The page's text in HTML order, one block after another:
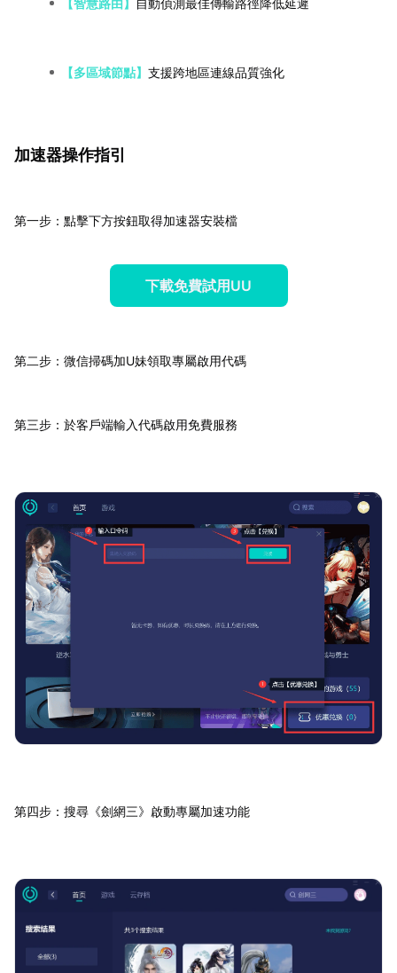
【智慧路由】 自動偵測最佳傳輸路徑降低延遲
【多區域節點】 支援跨地區連線品質強化
加速器操作指引
第一步：點擊下方按鈕取得加速器安裝檔
下載免費試用UU
第二步：微信掃碼加U妹領取專屬啟用代碼
第三步：於客戶端輸入代碼啟用免費服務
第四步：搜尋《劍網三》啟動專屬加速功能